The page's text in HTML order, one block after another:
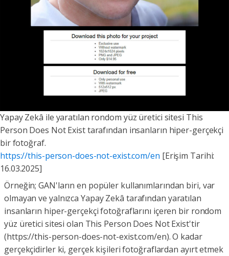
Yapay Zekâ ile yaratılan rondom yüz üretici sitesi This
Person Does Not Exist tarafından insanların hiper-gerçekçi
bir fotoğraf.
https://this-person-does-not-exist.com/en [Erişim Tarihi:
16.03.2025]
Örneğin; GAN'ların en popüler kullanımlarından biri, var
olmayan ve yalnızca Yapay Zekâ tarafından yaratılan
insanların hiper-gerçekçi fotoğraflarını içeren bir rondom
yüz üretici sitesi olan This Person Does Not Exist'tir
(https://this-person-does-not-exist.com/en). O kadar
gerçekçidirler ki, gerçek kişileri fotoğraflardan ayırt etmek